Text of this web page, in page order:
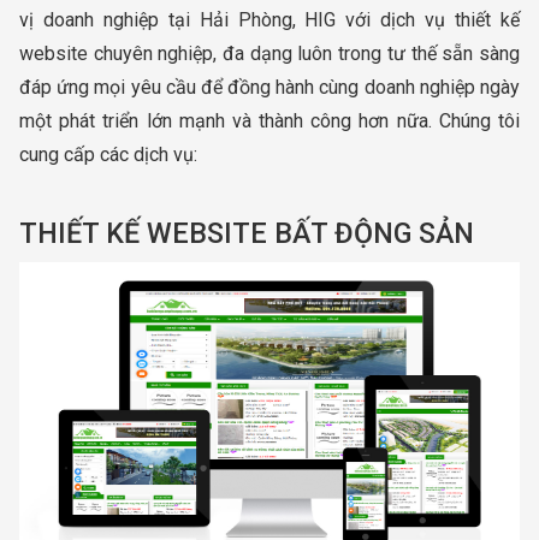
vị doanh nghiệp tại Hải Phòng, HIG với dịch vụ thiết kế
website chuyên nghiệp, đa dạng luôn trong tư thế sẵn sàng
đáp ứng mọi yêu cầu để đồng hành cùng doanh nghiệp ngày
một phát triển lớn mạnh và thành công hơn nữa. Chúng tôi
cung cấp các dịch vụ:
​THIẾT KẾ WEBSITE BẤT ĐỘNG SẢN